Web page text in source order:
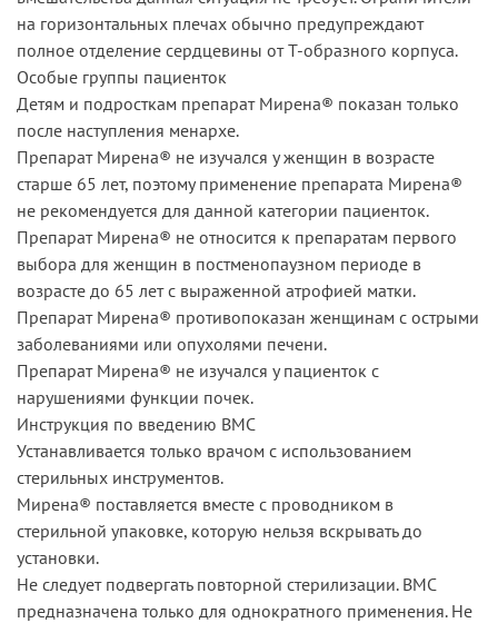
на горизонтальных плечах обычно предупреждают
полное отделение сердцевины от Т-образного корпуса.
Особые группы пациенток
Детям и подросткам препарат Мирена® показан только
после наступления менархе.
Препарат Мирена® не изучался у женщин в возрасте
старше 65 лет, поэтому применение препарата Мирена®
не рекомендуется для данной категории пациенток.
Препарат Мирена® не относится к препаратам первого
выбора для женщин в постменопаузном периоде в
возрасте до 65 лет с выраженной атрофией матки.
Препарат Мирена® противопоказан женщинам с острыми
заболеваниями или опухолями печени.
Препарат Мирена® не изучался у пациенток с
нарушениями функции почек.
Инструкция по введению ВМС
Устанавливается только врачом с использованием
стерильных инструментов.
Мирена® поставляется вместе с проводником в
стерильной упаковке, которую нельзя вскрывать до
установки.
Не следует подвергать повторной стерилизации. ВМС
предназначена только для однократного применения. Не